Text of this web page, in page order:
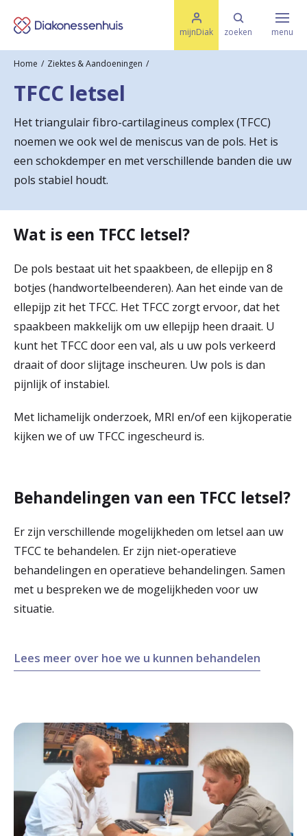
e
mijnDiak zoeken
M
e
n
menu
Ziektes & Aandoeningen
Uw bezoek
Spoed
Translate
Werken & Leren bij
Zorgverleners
Home Ziektes & Aandoeningen
TFCC letsel
Het triangulair fibro-cartilagineus complex (TFCC)
noemen we ook wel de meniscus van de pols. Het is
een schokdemper en met verschillende banden die uw
pols stabiel houdt.
Wat is een TFCC letsel?
De pols bestaat uit het spaakbeen, de ellepijp en 8
botjes (handwortelbeenderen). Aan het einde van de
ellepijp zit het TFCC. Het TFCC zorgt ervoor, dat het
spaakbeen makkelijk om uw ellepijp heen draait. U
kunt het TFCC door een val, als u uw pols verkeerd
draait of door slijtage inscheuren. Uw pols is dan
pijnlijk of instabiel.
Met lichamelijk onderzoek, MRI en/of een kijkoperatie
kijken we of uw TFCC ingescheurd is.
Behandelingen van een TFCC letsel?
Er zijn verschillende mogelijkheden om letsel aan uw
TFCC te behandelen. Er zijn niet-operatieve
behandelingen en operatieve behandelingen. Samen
met u bespreken we de mogelijkheden voor uw
situatie.
Lees meer over hoe we u kunnen behandelen